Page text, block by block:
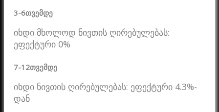
3-6თვემდე
იხდი მხოლოდ ნივთის ღირებულებას:
ეფექტური 0%
7-12თვემდე
იხდი ნივთის ღირებულებას: ეფექტური 4.3%-
დან